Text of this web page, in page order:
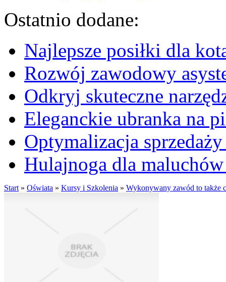
Ostatnio dodane:
Najlepsze posiłki dla
Rozwój zawodowy
Odkryj skuteczne
Eleganckie ubranka na
Optymalizacja
Hulajnoga dla maluchów
Start » Oświata » Kursy i Szkolenia » Wykonywany zawód to także